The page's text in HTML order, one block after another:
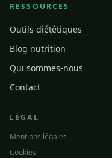
RESSOURCES
Outils diététiques
Blog nutrition
Qui sommes-nous
Contact
LÉGAL
Mentions légales
Cookies